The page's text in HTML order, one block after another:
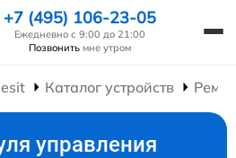
+7 (495) 106-23-05
Ежедневно с 9:00 до 21:00
Позвонить мне утром
Каталог устройств
управления